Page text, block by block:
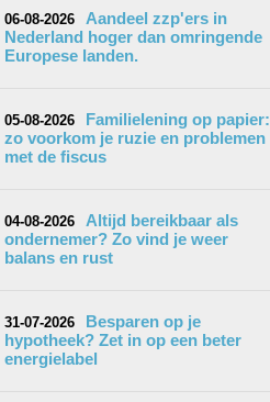
06-08-2026
Aandeel zzp'ers in
Nederland hoger dan omringende
Europese landen.
05-08-2026
Familielening op papier:
zo voorkom je ruzie en problemen
met de fiscus
04-08-2026
Altijd bereikbaar als
ondernemer? Zo vind je weer
balans en rust
31-07-2026
Besparen op je
hypotheek? Zet in op een beter
energielabel